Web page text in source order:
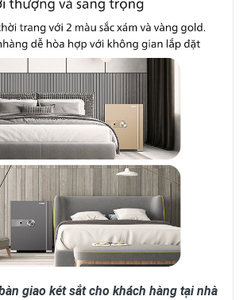
giao két sắt cho khách hàng tại nhà